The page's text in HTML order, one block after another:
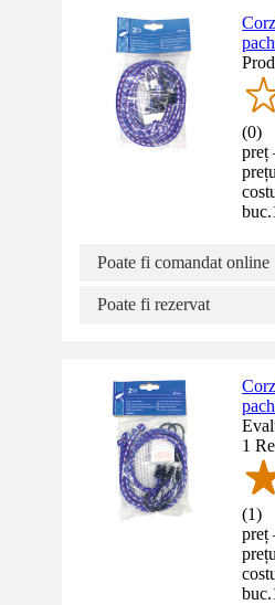
(0)
preț
buc.
Poate fi comandat online
Poate fi rezervat
1
(1)
preț
buc.